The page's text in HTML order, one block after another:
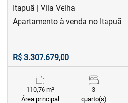
Itapuã | Vila Velha
Apartamento à venda no Itapuã
R$ 3.307.679,00
110,76 m²
Área principal
3
quarto(s)